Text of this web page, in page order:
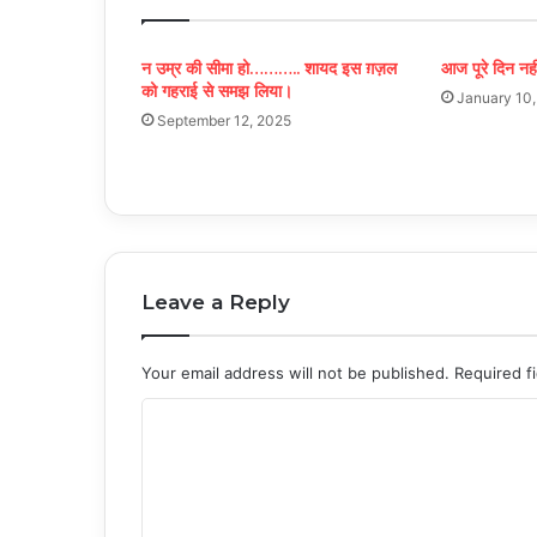
न उम्र की सीमा हो……….. शायद इस ग़ज़ल
को गहराई से समझ लिया।
September 12, 2025
आज पूरे दिन
January
Leave a Reply
Your email address will not be published. Required